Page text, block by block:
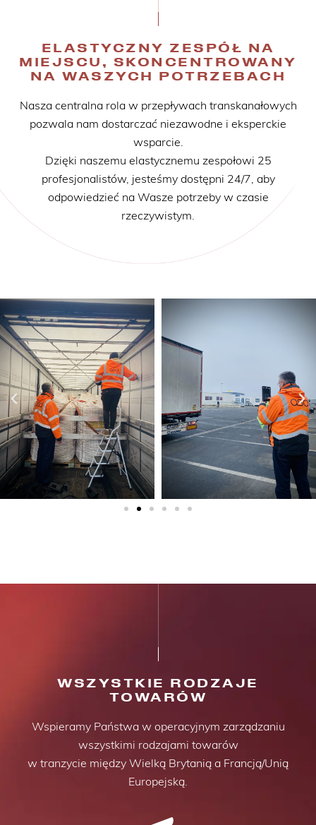
ELASTYCZNY ZESPÓŁ NA
MIEJSCU, SKONCENTROWANY
NA WASZYCH POTRZEBACH
Nasza centralna rola w przepływach transkanałowych
pozwala nam dostarczać niezawodne i eksperckie
wsparcie.
Dzięki naszemu elastycznemu zespołowi 25
profesjonalistów, jesteśmy dostępni 24/7, aby
odpowiedzieć na Wasze potrzeby w czasie
rzeczywistym.
WSZYSTKIE RODZAJE
TOWARÓW
Wspieramy Państwa w operacyjnym zarządzaniu
wszystkimi rodzajami towarów
w tranzycie między Wielką Brytanią a Francją/Unią
Europejską.